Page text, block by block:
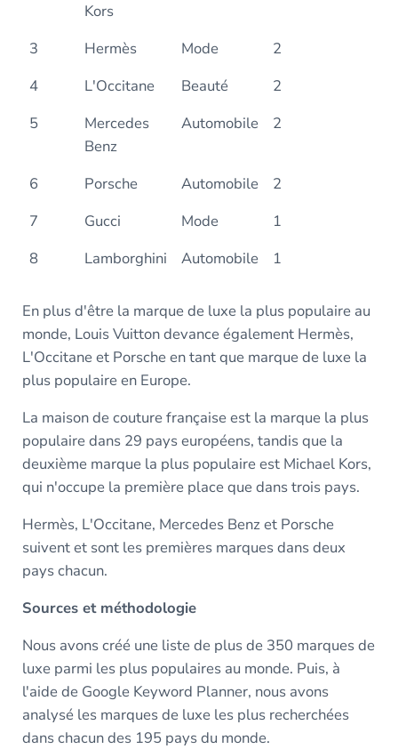
Kors
3 Hermès Mode
2
4
L'Occitane Beauté
2
5
Mercedes
Benz
Automobile 2
6 Porsche Automobile
2
7
Gucci Mode
1
8
Lamborghini Automobile 1
En plus d'être la marque de luxe la plus populaire au
monde, Louis Vuitton devance également Hermès,
L'Occitane et Porsche en tant que marque de luxe la
plus populaire en Europe.
La maison de couture française est la marque la plus
populaire dans 29 pays européens, tandis que la
deuxième marque la plus populaire est Michael Kors,
qui n'occupe la première place que dans trois pays.
Hermès, L'Occitane, Mercedes Benz et Porsche
suivent et sont les premières marques dans deux
pays chacun.
Sources et méthodologie
Nous avons créé une liste de plus de 350 marques de
luxe parmi les plus populaires au monde. Puis, à
l'aide de Google Keyword Planner, nous avons
analysé les marques de luxe les plus recherchées
dans chacun des 195 pays du monde.